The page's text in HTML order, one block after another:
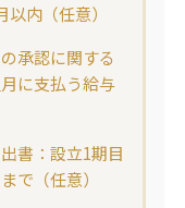
内（任意）
承認に関する
に支払う給与
書：設立1期目
で（任意）